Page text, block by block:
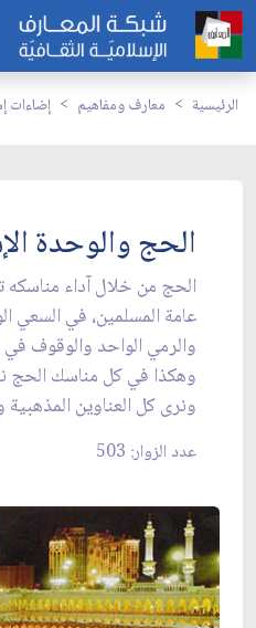
الرئيسية معارف ومفاهيم إضاءات
الحج والوحدة
الحج من خلال آداء
عامة المسلمين، في السعي
والرمي الواحد والوقوف
وهكذا في كل مناسك الحج
ونرى كل العناوين
عدد الزوار: 503